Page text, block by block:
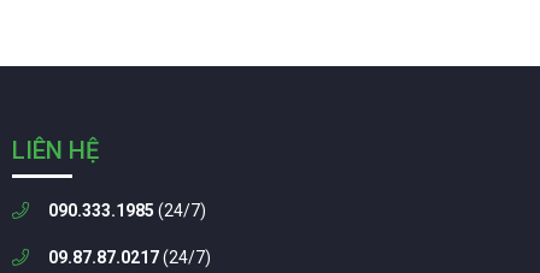
LIÊN HỆ
090.333.1985 (24/7)
09.87.87.0217(24/7)